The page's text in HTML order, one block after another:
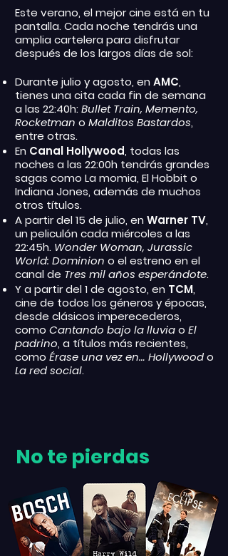
Este verano, el mejor cine está en tu
pantalla. Cada noche tendrás una
amplia cartelera para disfrutar
después de los largos días de sol:
Durante julio y agosto, en AMC,
tienes una cita cada fin de semana
a las 22:40h: Bullet Train, Memento,
Rocketman o Malditos Bastardos,
entre otras.
En Canal Hollywood, todas las
noches a las 22:00h tendrás grandes
sagas como La momia, El Hobbit o
Indiana Jones, además de muchos
otros títulos.
A partir del 15 de julio, en Warner TV,
un peliculón cada miércoles a las
22:45h. Wonder Woman, Jurassic
World: Dominion o el estreno en el
canal de Tres mil años esperándote.
Y a partir del 1 de agosto, en TCM,
cine de todos los géneros y épocas,
desde clásicos imperecederos,
como Cantando bajo la lluviao El
padrino, a títulos más recientes,
como Érase una vez en… Hollywoodo
La red social.
No te pierdas